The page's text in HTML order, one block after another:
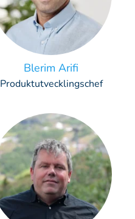
Blerim Arifi
Produktutvecklingschef